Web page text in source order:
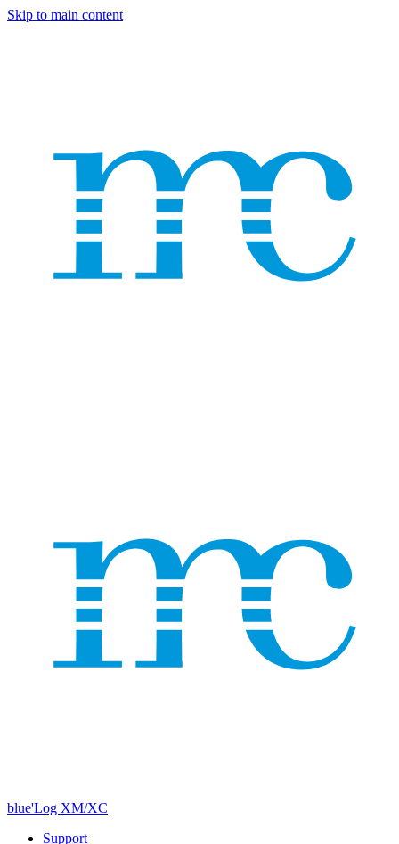
Skip to main content
blue'Log XM/XC
Support